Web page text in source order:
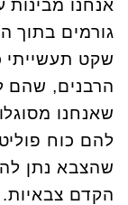
אנחנו
גורמים בתוך
שקט
הרבנים, שהם
שאנחנו
להם כוח
שהצבא נתן
הקדם צבאיות.